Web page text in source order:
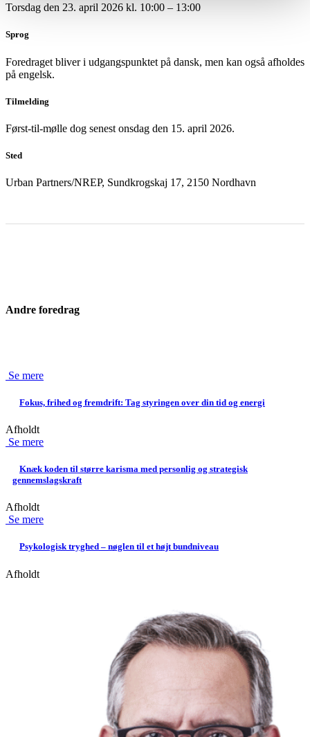
Torsdag den 23. april 2026 kl. 10:00 – 13:00
Sprog
Foredraget bliver i udgangspunktet på dansk, men kan også afholdes
på engelsk.
Tilmelding
Først-til-mølle dog senest onsdag den 15. april 2026.
Sted
Urban Partners/NREP, Sundkrogskaj 17, 2150 Nordhavn
Andre foredrag
Se mere
Fokus, frihed og fremdrift: Tag styringen over din tid og energi
Afholdt
Se mere
Knæk koden til større karisma med personlig og strategisk
gennemslagskraft
Afholdt
Se mere
Psykologisk tryghed – nøglen til et højt bundniveau
Afholdt